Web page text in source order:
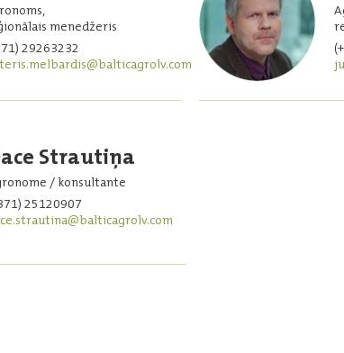
menedžeris
29263232
Strautiņa
/ konsultante
25120907